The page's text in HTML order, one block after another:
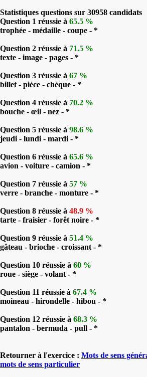
Statistiques questions sur 30958 candidats
Question 1 réussie à 65.5 %
trophée - médaille - coupe - *
Question 2 réussie à 71.5 %
texte - image - pages - *
Question 3 réussie à 67 %
billet - pièce - chèque - *
Question 4 réussie à 70.2 %
bouche - œil - nez - *
Question 5 réussie à 98.6 %
jeudi - lundi - mardi - *
Question 6 réussie à 65.6 %
avion - voiture - camion - *
Question 7 réussie à 57 %
verre - branche - monture - *
Question 8 réussie à 48.9 %
tarte - fraisier - forêt noire - *
Question 9 réussie à 51.4 %
gâteau - brioche - croissant - *
Question 10 réussie à 60 %
roue - siège - volant - *
Question 11 réussie à 67.4 %
moineau - hirondelle - hibou - *
Question 12 réussie à 68.3 %
pantalon - bermuda - pull - *
Retourner à l'exercice : Mots de sens
mots de sens particulier